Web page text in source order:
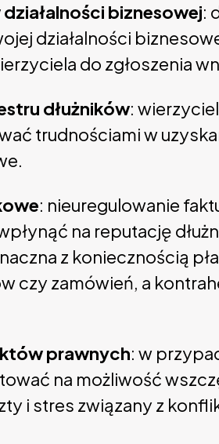
biznesowej:
działalności
do zgłoszenia
dłużników:
trudnościami w
: nieuregulowanie
na reputację
z koniecznością
czy zamówień, a
prawnych: w
na możliwość
i stres związany z